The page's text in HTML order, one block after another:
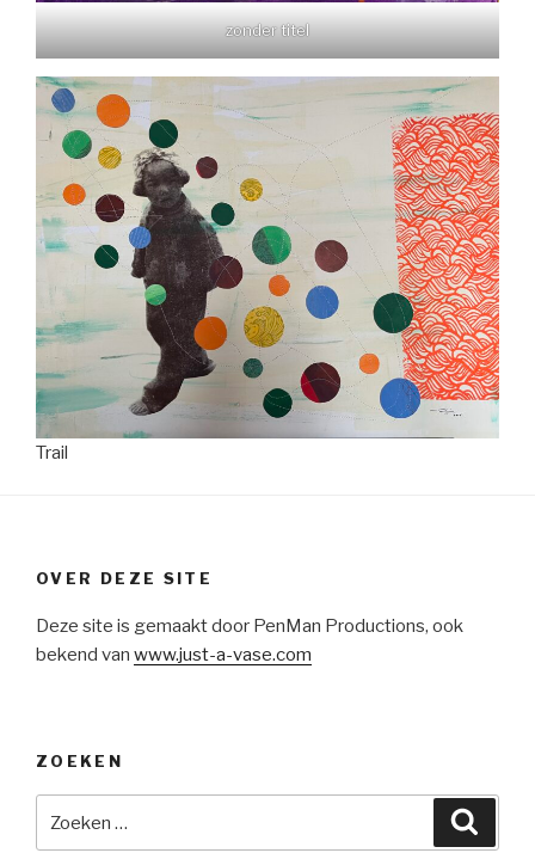
zonder titel
Trail
OVER DEZE SITE
Deze site is gemaakt door PenMan Productions, ook
bekend van www.just-a-vase.com
ZOEKEN